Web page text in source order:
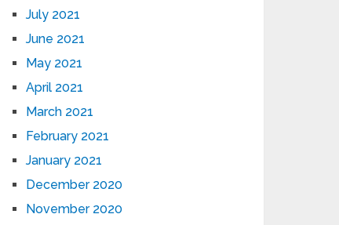
July 2021
June 2021
May 2021
April 2021
March 2021
February 2021
January 2021
December 2020
November 2020